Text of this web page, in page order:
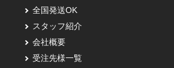
全国発送OK
スタッフ紹介
会社概要
受注先様一覧